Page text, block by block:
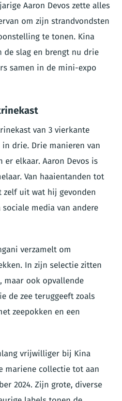
Aaron Devos zette alles
om zijn strandvondsten
te tonen. Kina
de slag en brengt nu drie
samen in de mini-expo
van 3 vierkante
drie. Drie manieren van
er elkaar. Aaron Devos is
Van haaientanden tot
zelf uit wat hij gevonden
media van andere
verzamelt om
In zijn selectie zitten
maar ook opvallende
de zee teruggeeft zoals
zeepokken en een
vrijwilliger bij Kina
mariene collectie tot aan
2024. Zijn grote, diverse